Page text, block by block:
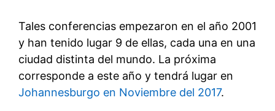
Tales conferencias empezaron en el año 2001
y han tenido lugar 9 de ellas, cada una en una
ciudad distinta del mundo. La próxima
corresponde a este año y tendrá lugar en
Johannesburgo en Noviembre del 2017.